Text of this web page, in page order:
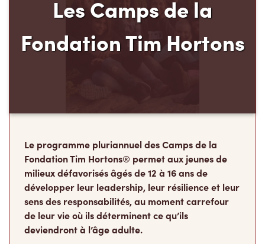
Fondation Tim Hortons
Fondation Tim Hortons® permet aux jeunes de
milieux défavorisés âgés de 12 à 16 ans de
développer leur leadership, leur résilience et leur
sens des responsabilités, au moment carrefour
de leur vie où ils déterminent ce qu’ils
deviendront à l’âge adulte.